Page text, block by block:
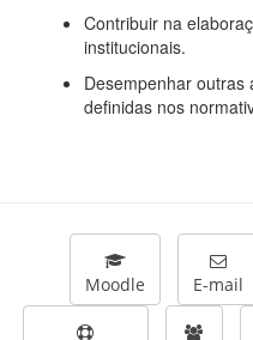
Contribuir na
institucionais.
Desempenhar outras
definidas nos
Moodle E-mail